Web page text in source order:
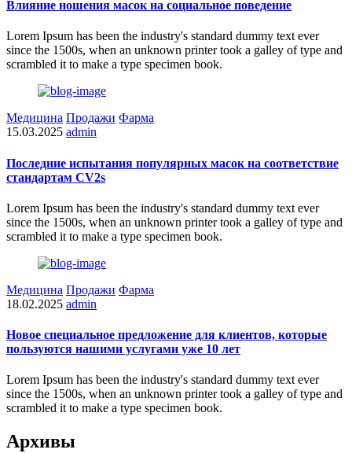
Влияние ношения масок на социальное поведение
Lorem Ipsum has been the industry's standard dummy text ever
since the 1500s, when an unknown printer took a galley of type and
scrambled it to make a type specimen book.
Медицина Продажи Фарма
15.03.2025 admin
Последние испытания популярных масок на соответствие
стандартам CV2s
Lorem Ipsum has been the industry's standard dummy text ever
since the 1500s, when an unknown printer took a galley of type and
scrambled it to make a type specimen book.
Медицина Продажи Фарма
18.02.2025 admin
Новое специальное предложение для клиентов, которые
пользуются нашими услугами уже 10 лет
Lorem Ipsum has been the industry's standard dummy text ever
since the 1500s, when an unknown printer took a galley of type and
scrambled it to make a type specimen book.
Архивы